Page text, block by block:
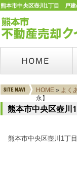
熊本市中央区壺川1丁目 戸建
HOME » よく
永】
熊本市中央区壺
熊本市中央区壺川1丁